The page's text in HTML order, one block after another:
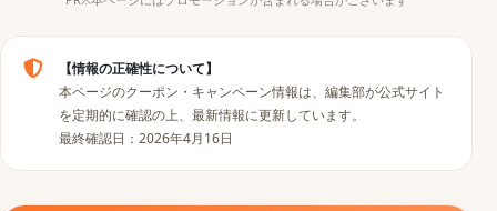
【情報の正確性について】
本ページのクーポン・キャンペーン情報は、編集部が公式サイト
を定期的に確認の上、最新情報に更新しています。
最終確認日：2026年4月16日